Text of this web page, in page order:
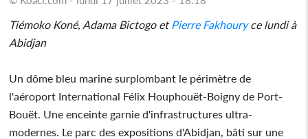
Tiémoko Koné, Adama Bictogo et Pierre Fakhouryce lundi à
Abidjan
Un dôme bleu marine surplombant le périmètre de
l'aéroport International Félix Houphouët-Boigny de Port-
Bouët. Une enceinte garnie d'infrastructures ultra-
modernes. Le parc des expositions d'Abidjan, bâti sur une